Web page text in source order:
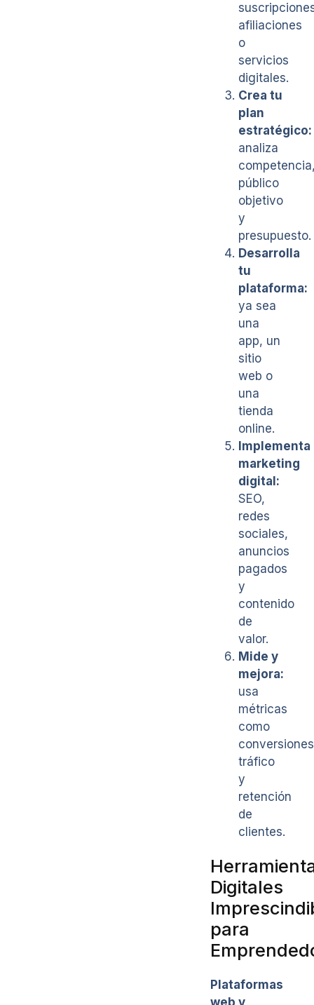
afiliaciones
o
servicios
digitales.
Crea tu
plan
estratégico:
analiza
público
objetivo
y
presupuesto.
Desarrolla
tu
plataforma:
ya sea
una
app, un
sitio
web o
una
tienda
online.
Implementa
marketing
digital:
SEO,
redes
sociales,
anuncios
pagados
y
contenido
de
valor.
Mide y
mejora:
usa
métricas
como
tráfico
y
retención
de
clientes.
Digitales
para
Plataformas
web y